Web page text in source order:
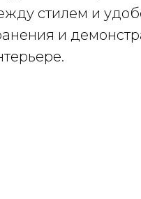
стилем и
и